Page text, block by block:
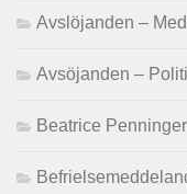
Avslöjanden –
Avsöjanden –
Beatrice Penninger